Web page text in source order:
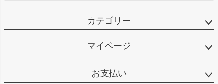
カテゴリー
マイページ
お支払い